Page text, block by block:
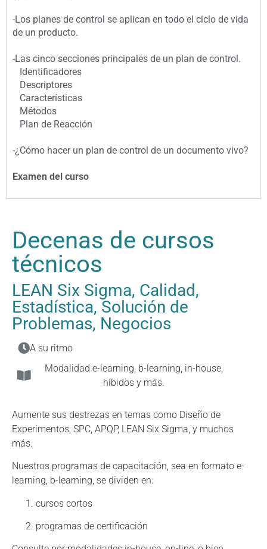
-Los planes de control se aplican en todo el ciclo de vida
de un producto.
-Las cinco secciones principales de un plan de control.
Identificadores
Descriptores
Características
Métodos
Plan de Reacción
-¿Cómo hacer un plan de control de un documento vivo?
Examen del curso
Decenas de cursos
técnicos
LEAN Six Sigma, Calidad,
Estadística, Solución de
Problemas, Negocios
A su ritmo
Modalidad e-learning, b-learning, in-house,
híbidos y más.
Aumente sus destrezas en temas como Diseño de
Experimentos, SPC, APQP, LEAN Six Sigma, y muchos
más.
Nuestros programas de capacitación, sea en formato e-
learning, b-learning, se dividen en:
cursos cortos
programas de certificación